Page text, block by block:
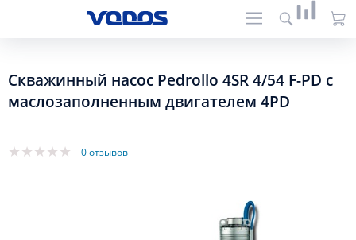
Скважинный насос Pedrollo 4SR 4/54 F-PD с
маслозаполненным двигателем 4PD
0 отзывов